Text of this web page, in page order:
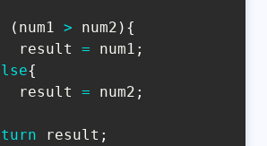
( num1 > num2 ) {
result
= num1 ;
{
result
= num2 ;
result ;